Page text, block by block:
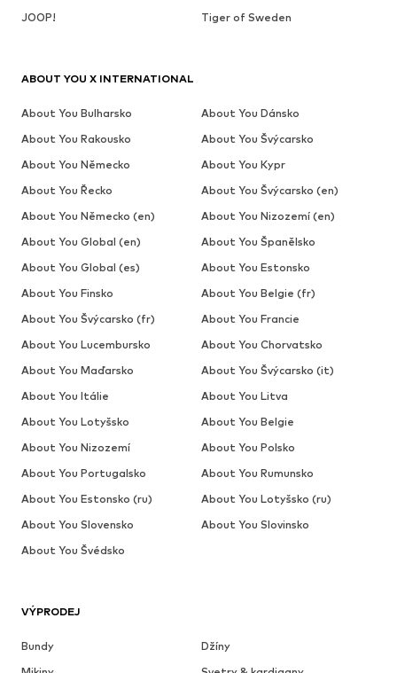
JOOP!
Tiger of Sweden
VÝPRODEJ
Bundy
Džíny
ABOUT YOU X INTERNATIONAL
About You Bulharsko
About You Dánsko
About You Rakousko
About You Švýcarsko
About You Německo
About You Kypr
About You Řecko
About You Švýcarsko (en)
About You Německo (en)
About You Nizozemí (en)
About You Global (en)
About You Španělsko
About You Global (es)
About You Estonsko
About You Finsko
About You Belgie (fr)
About You Švýcarsko (fr)
About You Francie
About You Lucembursko
About You Chorvatsko
About You Maďarsko
About You Švýcarsko (it)
About You Itálie
About You Litva
About You Lotyšsko
About You Belgie
About You Nizozemí
About You Polsko
About You Portugalsko
About You Rumunsko
About You Estonsko (ru)
About You Lotyšsko (ru)
About You Slovensko
About You Slovinsko
About You Švédsko